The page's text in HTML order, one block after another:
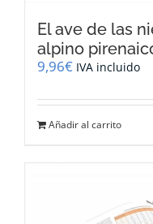
El ave de las
alpino
9,96€ IVA incluido
Añadir al carrito